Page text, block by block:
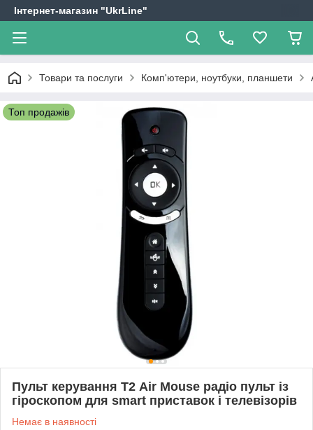
Інтернет-магазин "UkrLine"
Товари та послуги Комп'ютери, ноутбуки, планшети
Топ продажів
Пульт керування Т2 Air Mouse радіо пульт із
гіроскопом для smart приставок і телевізорів
Немає в наявності